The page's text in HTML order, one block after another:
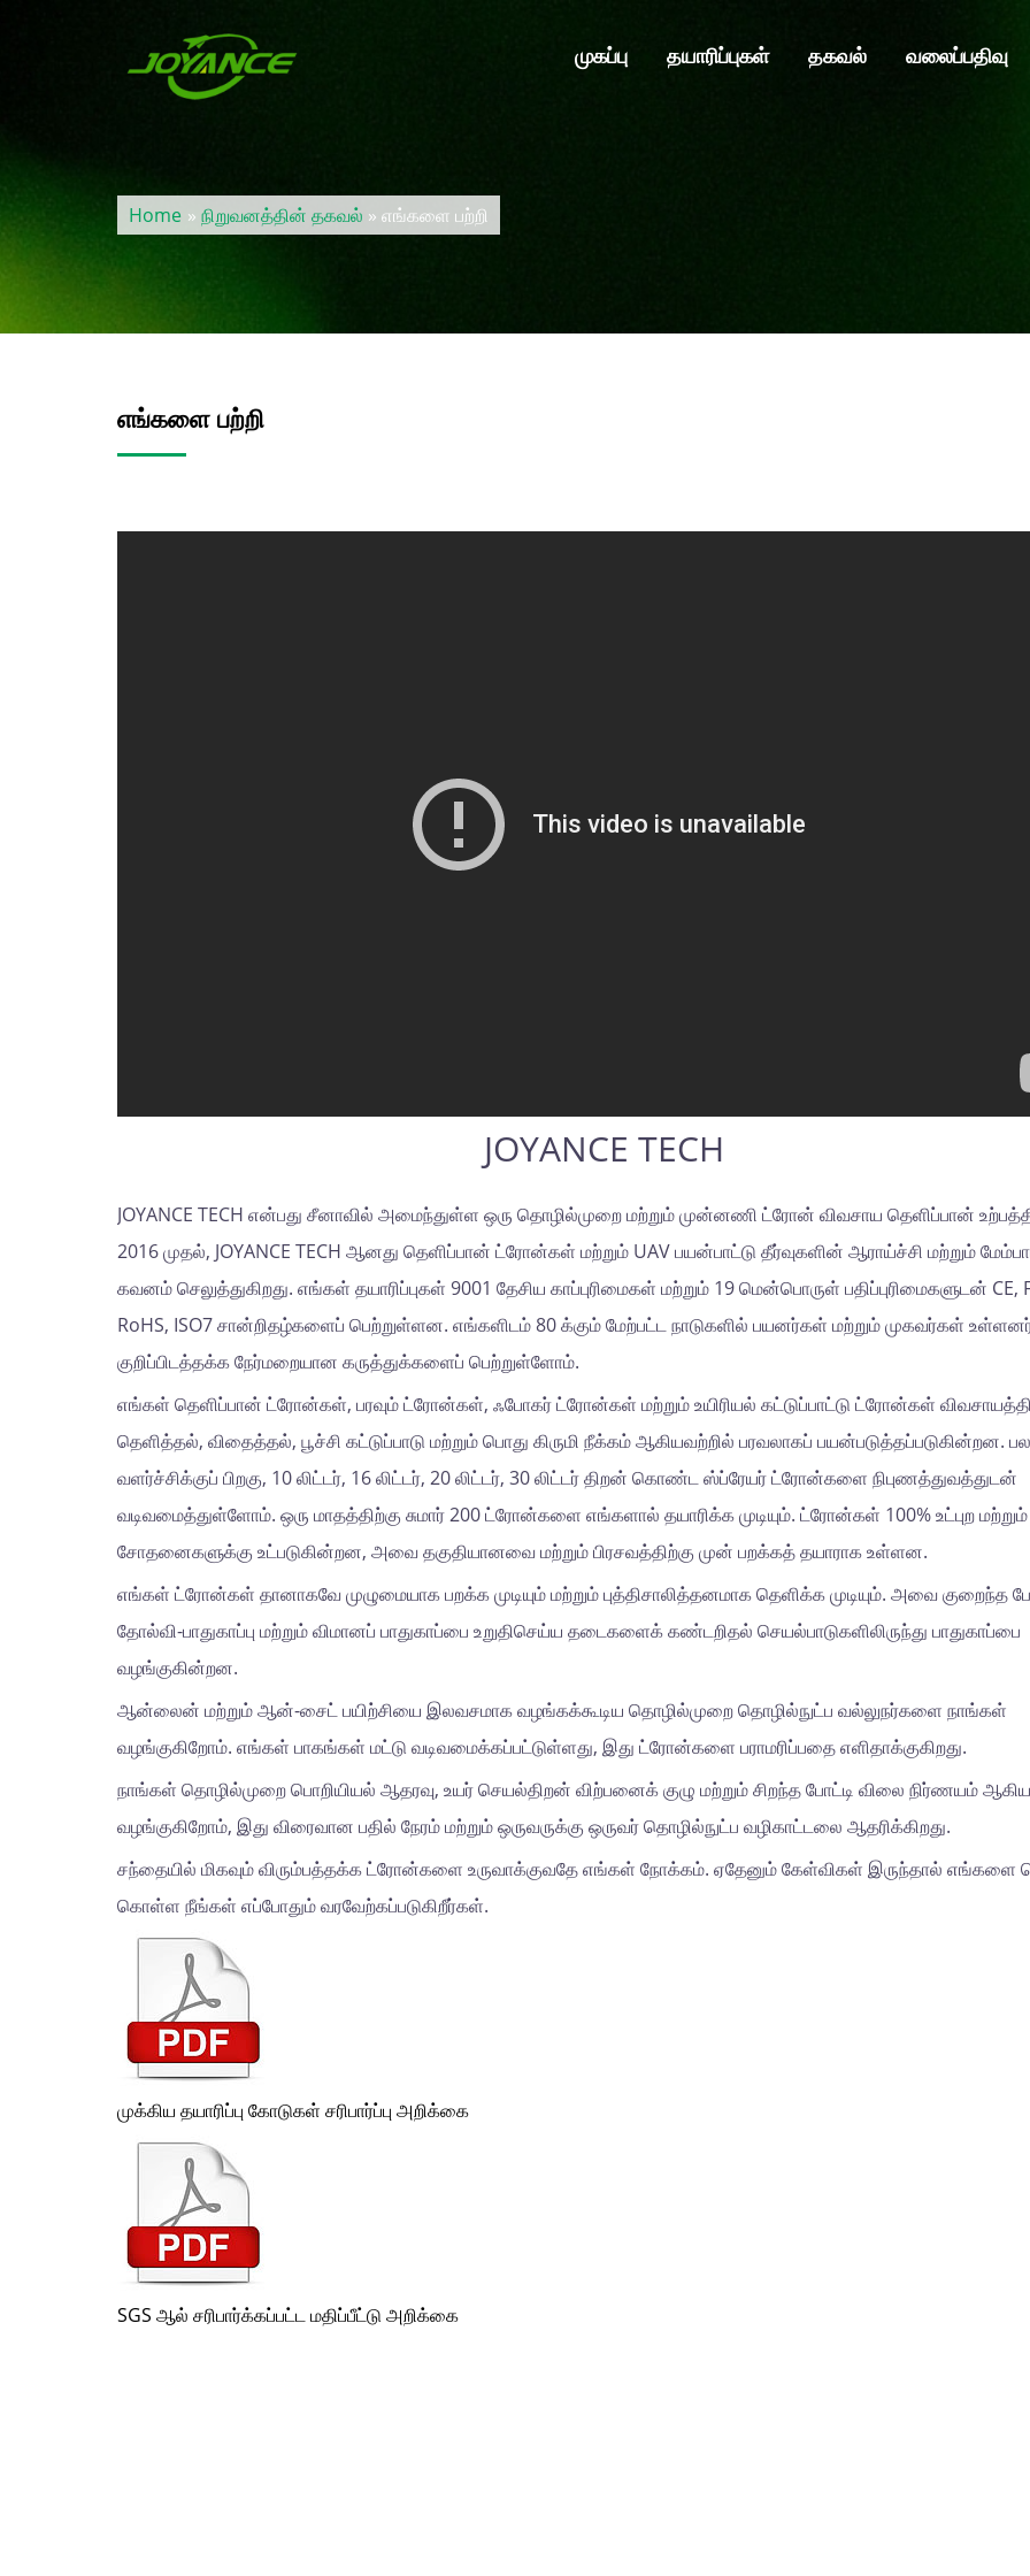
முகப்பு தயாரிப்புகள் தகவல் வலைப்பதிவு
Home » நிறுவனத்தின் தகவல் » எங்களை பற்றி
எங்களை பற்றி
JOYANCE TECH
JOYANCE TECH என்பது சீனாவில் அமைந்துள்ள ஒரு தொழில்முறை மற்றும் முன்னணி ட்ரோன் விவசாய தெளிப்பான்
2016 முதல், JOYANCE TECH ஆனது தெளிப்பான் ட்ரோன்கள் மற்றும் UAV பயன்பாட்டு தீர்வுகளின் ஆராய்ச்சி மற்றும்
கவனம் செலுத்துகிறது. எங்கள் தயாரிப்புகள் 9001 தேசிய காப்புரிமைகள் மற்றும் 19 மென்பொருள் பதிப்புரிமைகளுடன் CE,
RoHS, ISO7 சான்றிதழ்களைப் பெற்றுள்ளன. எங்களிடம் 80 க்கும் மேற்பட்ட நாடுகளில் பயனர்கள் மற்றும் முகவர்கள்
குறிப்பிடத்தக்க நேர்மறையான கருத்துக்களைப் பெற்றுள்ளோம்.
எங்கள் தெளிப்பான் ட்ரோன்கள், பரவும் ட்ரோன்கள், ஃபோகர் ட்ரோன்கள் மற்றும் உயிரியல் கட்டுப்பாட்டு ட்ரோன்கள்
தெளித்தல், விதைத்தல், பூச்சி கட்டுப்பாடு மற்றும் பொது கிருமி நீக்கம் ஆகியவற்றில் பரவலாகப் பயன்படுத்தப்படுகின்றன.
வளர்ச்சிக்குப் பிறகு, 10 லிட்டர், 16 லிட்டர், 20 லிட்டர், 30 லிட்டர் திறன் கொண்ட ஸ்ப்ரேயர் ட்ரோன்களை நிபுணத்துவத்துடன்
வடிவமைத்துள்ளோம். ஒரு மாதத்திற்கு சுமார் 200 ட்ரோன்களை எங்களால் தயாரிக்க முடியும். ட்ரோன்கள் 100% உட்புற
சோதனைகளுக்கு உட்படுகின்றன, அவை தகுதியானவை மற்றும் பிரசவத்திற்கு முன் பறக்கத் தயாராக உள்ளன.
எங்கள் ட்ரோன்கள் தானாகவே முழுமையாக பறக்க முடியும் மற்றும் புத்திசாலித்தனமாக தெளிக்க முடியும். அவை குறைந்த
தோல்வி-பாதுகாப்பு மற்றும் விமானப் பாதுகாப்பை உறுதிசெய்ய தடைகளைக் கண்டறிதல் செயல்பாடுகளிலிருந்து பாதுகாப்பை
வழங்குகின்றன.
ஆன்லைன் மற்றும் ஆன்-சைட் பயிற்சியை இலவசமாக வழங்கக்கூடிய தொழில்முறை தொழில்நுட்ப வல்லுநர்களை நாங்கள்
வழங்குகிறோம். எங்கள் பாகங்கள் மட்டு வடிவமைக்கப்பட்டுள்ளது, இது ட்ரோன்களை பராமரிப்பதை எளிதாக்குகிறது.
நாங்கள் தொழில்முறை பொறியியல் ஆதரவு, உயர் செயல்திறன் விற்பனைக் குழு மற்றும் சிறந்த போட்டி விலை நிர்ணயம்
வழங்குகிறோம், இது விரைவான பதில் நேரம் மற்றும் ஒருவருக்கு ஒருவர் தொழில்நுட்ப வழிகாட்டலை ஆதரிக்கிறது.
சந்தையில் மிகவும் விரும்பத்தக்க ட்ரோன்களை உருவாக்குவதே எங்கள் நோக்கம். ஏதேனும் கேள்விகள் இருந்தால் எங்களை
கொள்ள நீங்கள் எப்போதும் வரவேற்கப்படுகிறீர்கள்.
முக்கிய தயாரிப்பு கோடுகள் சரிபார்ப்பு அறிக்கை
SGS ஆல் சரிபார்க்கப்பட்ட மதிப்பீட்டு அறிக்கை